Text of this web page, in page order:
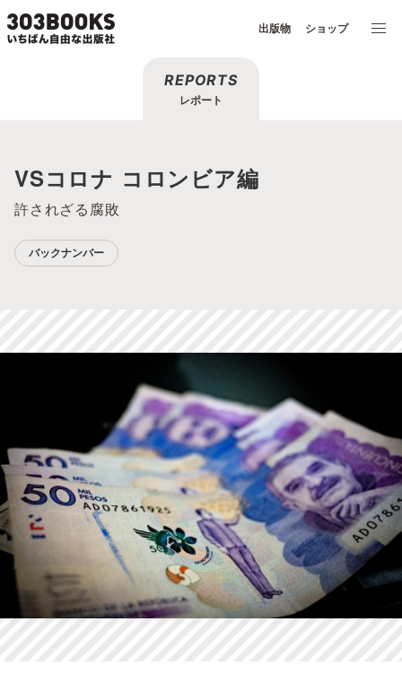
出版物 ショップ
REPORTS
レポート
VSコロナ コロンビア編
許されざる腐敗
バックナンバー